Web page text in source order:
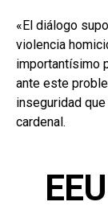
«El diálogo
violencia
importantísimo
ante este
inseguridad
cardenal.